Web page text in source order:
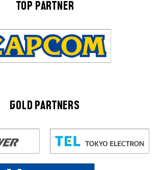
TOP PARTNER
GOLD PARTNERS